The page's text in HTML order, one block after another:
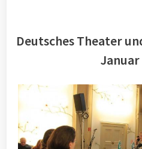
Deutsches Theater
Januar